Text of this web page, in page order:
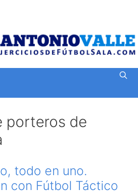
porteros de
todo en uno.
con Fútbol Táctico